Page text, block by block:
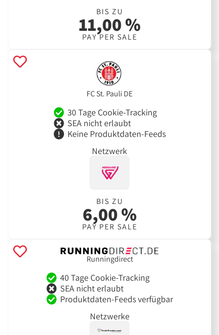
BIS ZU
11,00 %
PAY PER SALE
FC St. Pauli DE
30 Tage Cookie-Tracking
SEA nicht erlaubt
Keine Produktdaten-Feeds
Netzwerk
BIS ZU
6,00 %
PAY PER SALE
Runningdirect
40 Tage Cookie-Tracking
SEA nicht erlaubt
Produktdaten-Feeds verfügbar
Netzwerke